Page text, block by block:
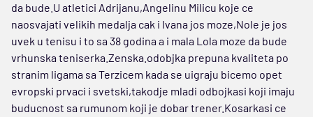
da bude.U atletici Adrijanu,Angelinu Milicu koje ce
naosvajati velikih medalja cak i Ivana jos moze,Nole je jos
uvek u tenisu i to sa 38 godina a i mala Lola moze da bude
vrhunska teniserka.Zenska.odobjka prepuna kvaliteta po
stranim ligama sa Terzicem kada se uigraju bicemo opet
evropski prvaci i svetski,takodje mladi odbojkasi koji imaju
buducnost sa rumunom koji je dobar trener.Kosarkasi ce